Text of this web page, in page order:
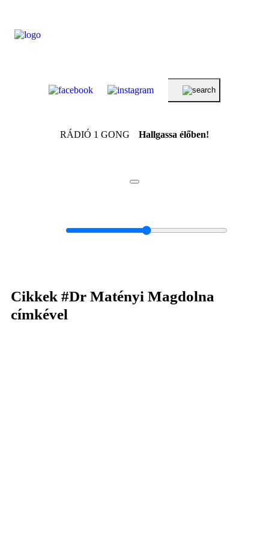
RÁDIÓ 1 GONG Hallgassa élőben!
Cikkek #Dr Matényi Magdolna
címkével